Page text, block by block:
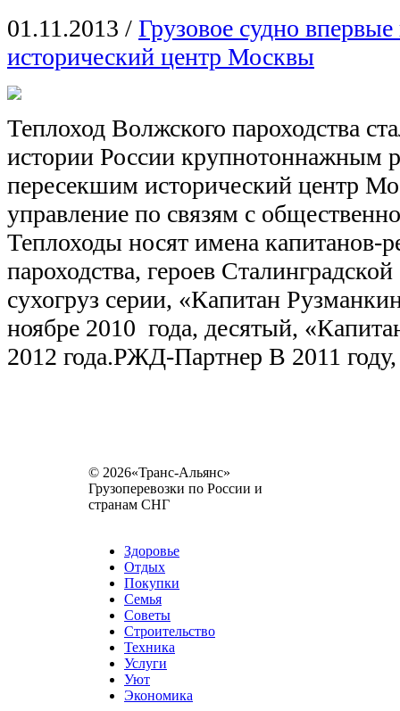
01.11.2013 / Грузовое судно
исторический центр Москвы
Теплоход Волжского пароходства
истории России крупнотоннажным
пересекшим исторический центр
управление по связям с
Теплоходы носят имена капитанов-
пароходства, героев
сухогруз серии, «Капитан
ноябре 2010 года, десятый,
2012 года.РЖД-Партнер В 2011
© 2026«Транс-Альянс»
Грузоперевозки по России и
странам СНГ
Здоровье
Отдых
Покупки
Семья
Советы
Строительство
Техника
Услуги
Уют
Экономика